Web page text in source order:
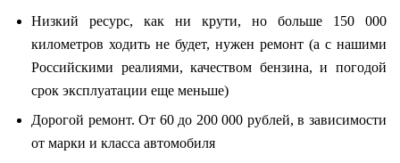
Низкий ресурс, как ни крути, но больше 150 000
километров ходить не будет, нужен ремонт (а с нашими
Российскими реалиями, качеством бензина, и погодой
срок эксплуатации еще меньше)
Дорогой ремонт. От 60 до 200 000 рублей, в зависимости
от марки и класса автомобиля